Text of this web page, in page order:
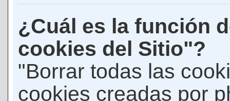
¿Cuál es la función
cookies del Sitio"?
"Borrar todas las
cookies creadas por